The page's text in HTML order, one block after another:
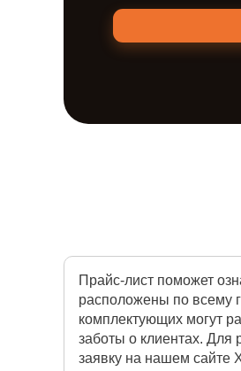
Прайс-лист поможет
расположены по всему
комплектующих могут
заботы о клиентах. Для
заявку на нашем сайте